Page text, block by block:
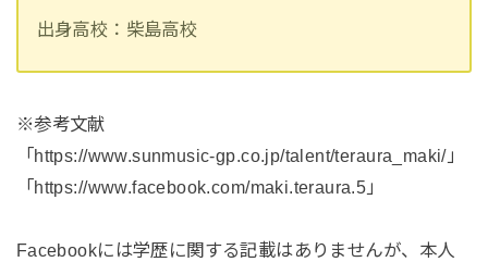
出身高校：柴島高校
※参考文献
「https://www.sunmusic-gp.co.jp/talent/teraura_maki/」
「https://www.facebook.com/maki.teraura.5」
Facebookには学歴に関する記載はありませんが、本人